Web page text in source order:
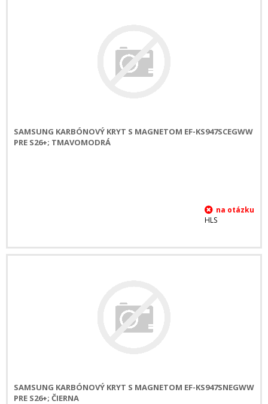
SAMSUNG KARBÓNOVÝ KRYT S MAGNETOM EF-KS947SCEGWW
PRE S26+; TMAVOMODRÁ
HLS
SAMSUNG KARBÓNOVÝ KRYT S MAGNETOM EF-KS947SNEGWW
PRE S26+; ČIERNA